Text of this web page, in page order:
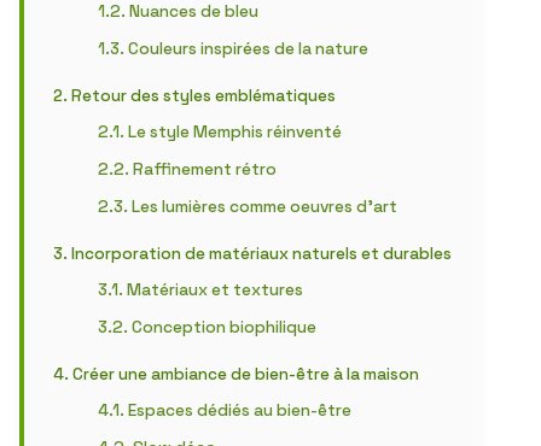
Nuances de bleu
Couleurs inspirées de la nature
Retour des styles emblématiques
Le style Memphis réinventé
Raffinement rétro
Les lumières comme oeuvres d’art
Incorporation de matériaux naturels et durables
Matériaux et textures
Conception biophilique
Créer une ambiance de bien-être à la maison
Espaces dédiés au bien-être